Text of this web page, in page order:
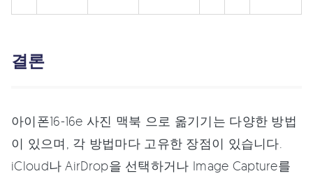
결론
아이폰16-16e 사진 맥북 으로 옮기기는 다양한 방법
이 있으며, 각 방법마다 고유한 장점이 있습니다.
iCloud나 AirDrop을 선택하거나 Image Capture를